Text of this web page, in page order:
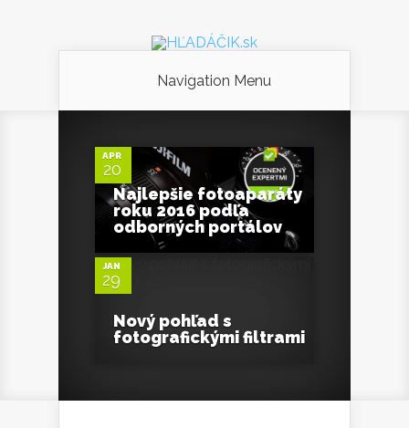
Navigation Menu
APR
20
Najlepšie fotoaparáty
roku 2016 podľa
odborných portálov
JAN
29
0
Nový pohľad s
fotografickými filtrami